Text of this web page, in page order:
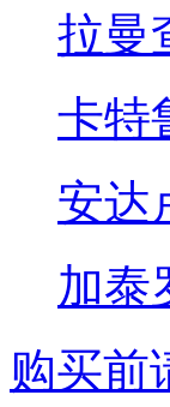
拉曼
卡特
安达
加泰
购买前